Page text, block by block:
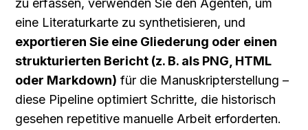
zu erfassen, verwenden Sie den Agenten, um
exportieren Sie eine Gliederung oder einen
strukturierten Bericht (z. B. als PNG, HTML
oder Markdown) für die Manuskripterstellung –
diese Pipeline optimiert Schritte, die historisch
gesehen repetitive manuelle Arbeit erforderten.